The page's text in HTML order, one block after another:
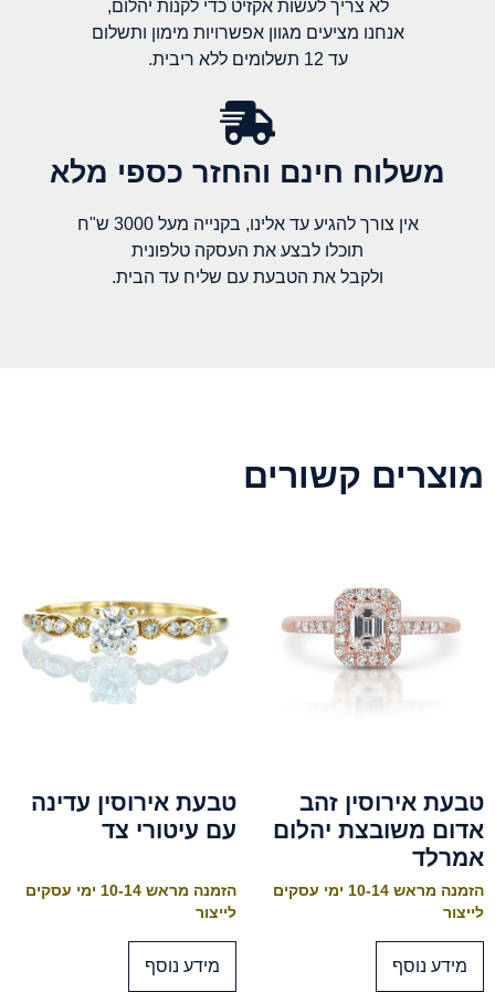
לא צריך לעשות אקזיט כדי לקנות יהלום,
אנחנו מציעים מגוון אפשרויות מימון ותשלום
עד 12 תשלומים ללא ריבית.
משלוח חינם והחזר כספי מלא​
אין צורך להגיע עד אלינו, בקנייה מעל 3000 ש"ח
תוכלו לבצע את העסקה טלפונית
ולקבל את הטבעת עם שליח עד הבית.
מוצרים קשורים
טבעת אירוסין זהב
אדום משובצת יהלום
אמרלד
הזמנה מראש 10-14 ימי עסקים
לייצור
מידע נוסף
טבעת אירוסין עדינה
עם עיטורי צד
הזמנה מראש 10-14 ימי עסקים
לייצור
מידע נוסף